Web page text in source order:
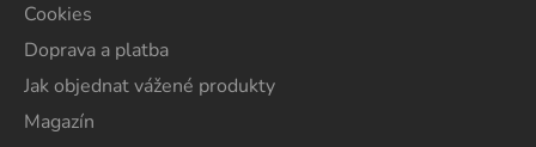
Cookies
Doprava a platba
Jak objednat vážené produkty
Magazín